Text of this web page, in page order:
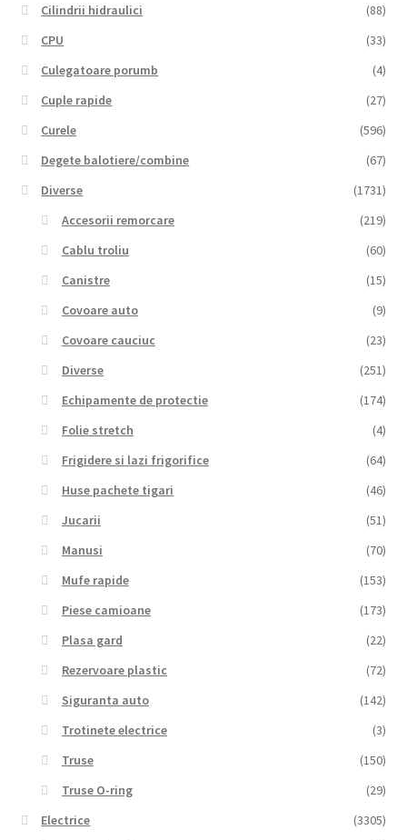
Cilindrii hidraulici
(88)
CPU
(33)
Culegatoare porumb
(4)
Cuple rapide
(27)
Curele
(596)
Degete balotiere/combine
(67)
Diverse
(1731)
Accesorii remorcare
(219)
Cablu troliu
(60)
Canistre
(15)
Covoare auto
(9)
Covoare cauciuc
(23)
Diverse
(251)
Echipamente de protectie
(174)
Folie stretch
(4)
Frigidere si lazi frigorifice
(64)
Huse pachete tigari
(46)
Jucarii
(51)
Manusi
(70)
Mufe rapide
(153)
Piese camioane
(173)
Plasa gard
(22)
Rezervoare plastic
(72)
Siguranta auto
(142)
Trotinete electrice
(3)
Truse
(150)
Truse O-ring
(29)
Electrice
(3305)